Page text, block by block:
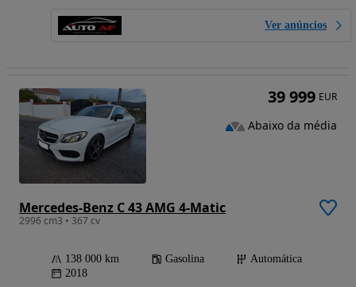
Ver anúncios
Mercedes-Benz C 43 AMG 4-Matic
2996 cm3 • 367 cv
138 000 km Gasolina
Automática
2018
39 999 EUR
Abaixo da média